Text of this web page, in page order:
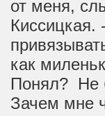
от меня,
Киссицкая.
как
Понял? Не
Зачем мне